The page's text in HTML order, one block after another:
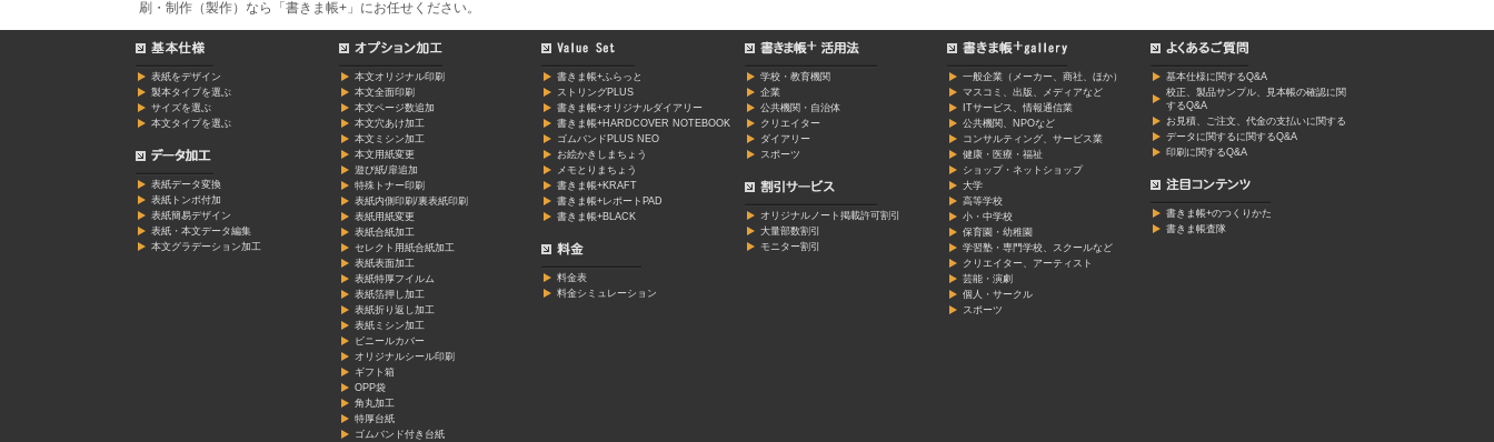
刷・制作（製作）なら「書きま帳+」にお任せください。
表紙をデザイン
製本タイプを選ぶ
サイズを選ぶ
本文タイプを選ぶ
表紙データ変換
表紙トンボ付加
表紙簡易デザイン
表紙・本文データ編集
本文グラデーション加工
本文オリジナル印刷
本文全面印刷
本文ページ数追加
本文穴あけ加工
本文ミシン加工
本文用紙変更
遊び紙/扉追加
特殊トナー印刷
表紙内側印刷/裏表紙印刷
表紙用紙変更
表紙合紙加工
セレクト用紙合紙加工
表紙表面加工
表紙特厚フイルム
表紙箔押し加工
表紙折り返し加工
表紙ミシン加工
ビニールカバー
オリジナルシール印刷
ギフト箱
OPP袋
角丸加工
特厚台紙
ゴムバンド付き台紙
書きま帳+ふらっと
ストリングPLUS
書きま帳+オリジナルダイアリー
書きま帳+HARDCOVER NOTEBOOK
ゴムバンドPLUS NEO
お絵かきしまちょう
メモとりまちょう
書きま帳+KRAFT
書きま帳+レポートPAD
書きま帳+BLACK
料金表
料金シミュレーション
学校・教育機関
企業
公共機関・自治体
クリエイター
ダイアリー
スポーツ
オリジナルノート掲載許可割引
大量部数割引
モニター割引
一般企業（メーカー、商社、ほか）
マスコミ、出版、メディアなど
ITサービス、情報通信業
公共機関、NPOなど
コンサルティング、サービス業
健康・医療・福祉
ショップ・ネットショップ
大学
高等学校
小・中学校
保育園・幼稚園
学習塾・専門学校、スクールなど
クリエイター、アーティスト
芸能・演劇
個人・サークル
スポーツ
基本仕様に関するQ&A
校正、製品サンプル、見本帳の確認に関
するQ&A
お見積、ご注文、代金の支払いに関する
データに関するに関するQ&A
印刷に関するQ&A
書きま帳+のつくりかた
書きま帳査隊